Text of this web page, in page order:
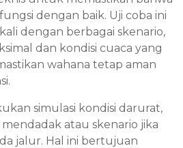
dengan baik. Uji coba ini
dengan berbagai skenario,
dan kondisi cuaca yang
wahana tetap aman
simulasi kondisi darurat,
atau skenario jika
jalur. Hal ini bertujuan